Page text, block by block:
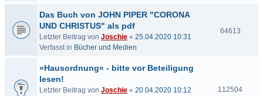
Das Buch von JOHN PIPER "CORONA
UND CHRISTUS" als pdf
Letzter Beitrag von Joschie « 25.04.2020 10:31
Verfasst in Bücher und Medien
64613
»Hausordnung« - bitte vor Beteiligung
lesen!
Letzter Beitrag von Joschie « 20.04.2020 10:12
112504